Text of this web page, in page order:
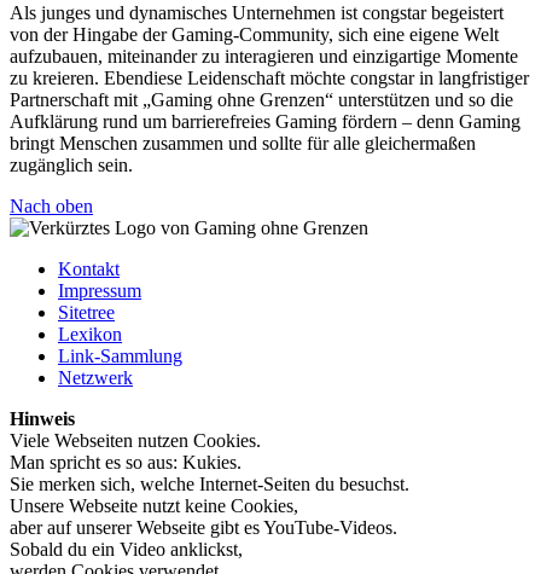
Als junges und dynamisches Unternehmen ist congstar begeistert
von der Hingabe der Gaming-Community, sich eine eigene Welt
aufzubauen, miteinander zu interagieren und einzigartige Momente
zu kreieren. Ebendiese Leidenschaft möchte congstar in langfristiger
Partnerschaft mit „Gaming ohne Grenzen“ unterstützen und so die
Aufklärung rund um barrierefreies Gaming fördern – denn Gaming
bringt Menschen zusammen und sollte für alle gleichermaßen
zugänglich sein.
Nach oben
Kontakt
Impressum
Sitetree
Lexikon
Link-Sammlung
Netzwerk
Hinweis
Viele Webseiten nutzen Cookies.
Man spricht es so aus: Kukies.
Sie merken sich, welche Internet-Seiten du besuchst.
Unsere Webseite nutzt keine Cookies,
aber auf unserer Webseite gibt es YouTube-Videos.
Sobald du ein Video anklickst,